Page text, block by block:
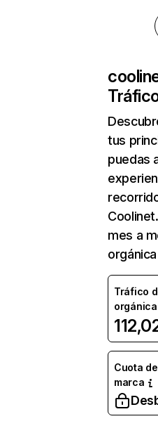
tus
puedas
mes a
Tráfico
orgánica
Cuota
marca